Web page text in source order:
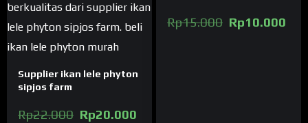
Supplier ikan lele phyton
sipjos farm
Rp22.000 Harga
Rp20.000
Rp15.000 Harga
Rp10.000